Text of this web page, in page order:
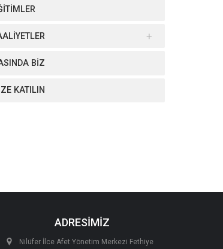
İçi Faaliyetler
Dışı Faaliyetler
BİZ
KATILIN
ADRESİMİZ
Nilüfer İlce Afet Yönetim Merkezi Fethiye